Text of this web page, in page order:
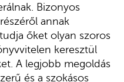
Bizonyos
annak
őket olyan szoros
keresztül
A legjobb megoldás
és a szokásos